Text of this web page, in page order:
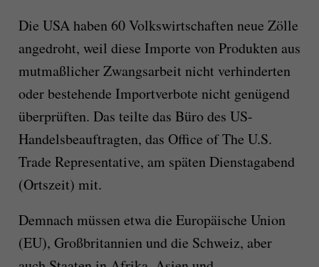
Die USA haben 60 Volkswirtschaften neue Zölle
angedroht, weil diese Importe von Produkten aus
mutmaßlicher Zwangsarbeit nicht verhinderten
oder bestehende Importverbote nicht genügend
überprüften. Das teilte das Büro des US-
Handelsbeauftragten, das Office of The U.S.
Trade Representative, am späten Dienstagabend
(Ortszeit) mit.
Demnach müssen etwa die Europäische Union
(EU), Großbritannien und die Schweiz, aber